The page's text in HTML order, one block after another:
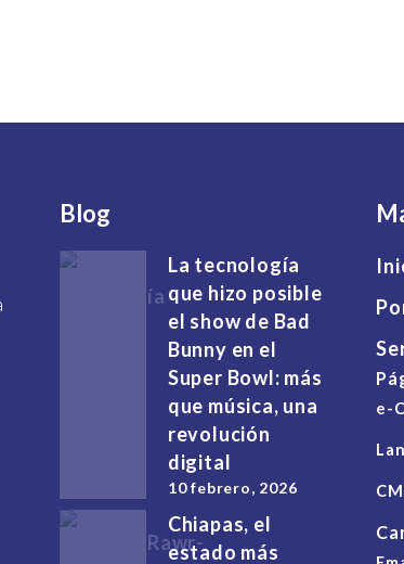
Blog
La tecnología
que hizo posible
el show de Bad
Bunny en el
Super Bowl: más
que música, una
revolución
digital
10 febrero, 2026
Chiapas, el
estado más
e-